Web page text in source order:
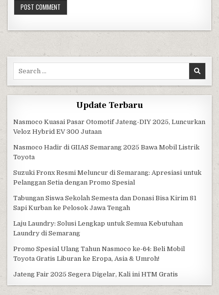
Update Terbaru
Nasmoco Kuasai Pasar Otomotif Jateng-DIY 2025, Luncurkan
Veloz Hybrid EV 300 Jutaan
Nasmoco Hadir di GIIAS Semarang 2025 Bawa Mobil Listrik
Toyota
Suzuki Fronx Resmi Meluncur di Semarang: Apresiasi untuk
Pelanggan Setia dengan Promo Spesial
Tabungan Siswa Sekolah Semesta dan Donasi Bisa Kirim 81
Sapi Kurban ke Pelosok Jawa Tengah
Laju Laundry: Solusi Lengkap untuk Semua Kebutuhan
Laundry di Semarang
Promo Spesial Ulang Tahun Nasmoco ke-64: Beli Mobil
Toyota Gratis Liburan ke Eropa, Asia & Umroh!
Jateng Fair 2025 Segera Digelar, Kali ini HTM Gratis